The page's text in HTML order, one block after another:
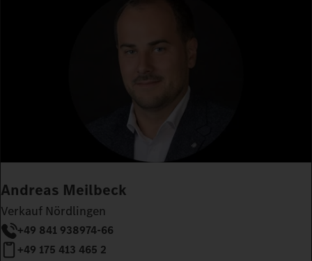
Andreas Meilbeck
Verkauf Nördlingen
+49 841 938974-66
+49 175 413 465 2